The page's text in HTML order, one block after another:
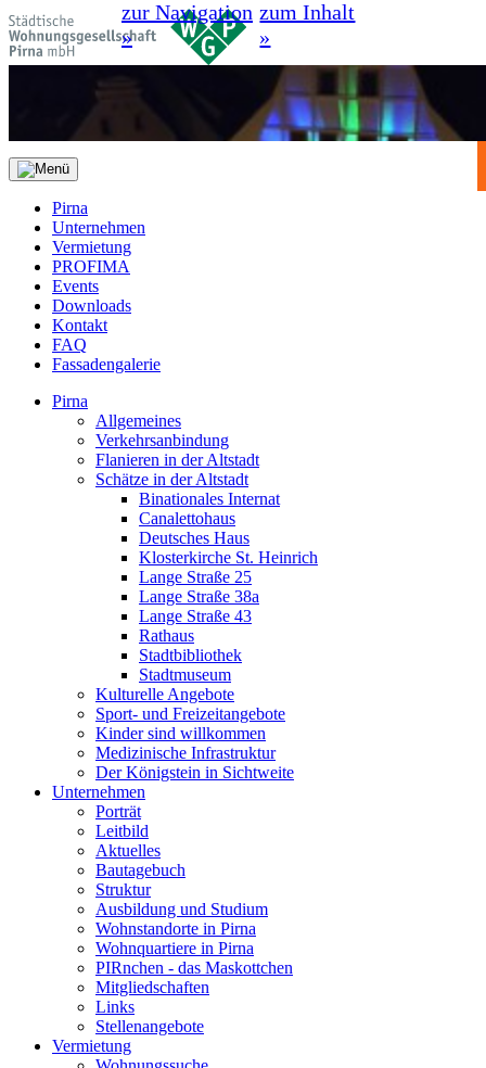
zur Navigation
»
zum Inhalt
»
Pirna
Unternehmen
Vermietung
PROFIMA
Events
Downloads
Kontakt
FAQ
Fassadengalerie
Pirna
Allgemeines
Verkehrsanbindung
Flanieren in der Altstadt
Schätze in der Altstadt
Binationales Internat
Canalettohaus
Deutsches Haus
Klosterkirche St. Heinrich
Lange Straße 25
Lange Straße 38a
Lange Straße 43
Rathaus
Stadtbibliothek
Stadtmuseum
Kulturelle Angebote
Sport- und Freizeitangebote
Kinder sind willkommen
Medizinische Infrastruktur
Der Königstein in Sichtweite
Unternehmen
Porträt
Leitbild
Aktuelles
Bautagebuch
Struktur
Ausbildung und Studium
Wohnstandorte in Pirna
Wohnquartiere in Pirna
PIRnchen - das Maskottchen
Mitgliedschaften
Links
Stellenangebote
Vermietung